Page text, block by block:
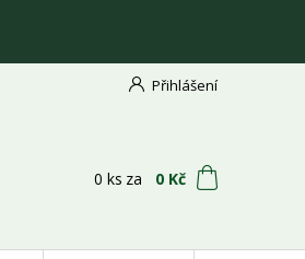
Přihlášení
0 ks za 0 Kč